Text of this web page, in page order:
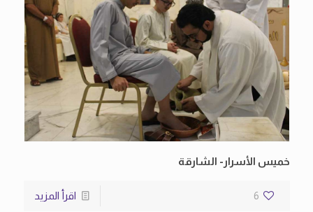
خميس الأسرار- الشارقة
6 اقرأ المزيد